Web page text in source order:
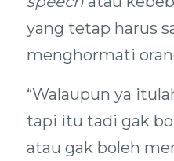
yang tetap harus
menghormati
“Walaupun ya
tapi itu tadi gak
atau gak boleh